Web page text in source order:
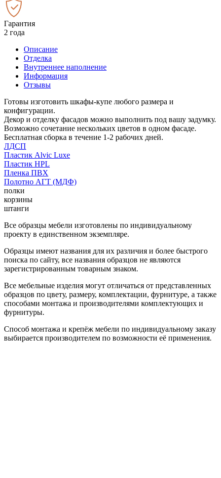
Гарантия
2 года
Описание
Отделка
Внутреннее наполнение
Информация
Отзывы
Готовы изготовить шкафы-купе любого размера и
конфигурации.
Декор и отделку фасадов можно выполнить под вашу задумку.
Возможно сочетание нескольких цветов в одном фасаде.
Бесплатная сборка в течение 1-2 рабочих дней.
ЛДСП
Пластик Alvic Luxe
Пластик HPL
Пленка ПВХ
Полотно АГТ (МДФ)
полки
корзины
штанги
Все образцы мебели изготовлены по индивидуальному
проекту в единственном экземпляре.
Образцы имеют названия для их различия и более быстрого
поиска по сайту, все названия образцов не являются
зарегистрированным товарным знаком.
Все мебельные изделия могут отличаться от представленных
образцов по цвету, размеру, комплектации, фурнитуре, а также
способами монтажа и производителями комплектующих и
фурнитуры.
Способ монтажа и крепёж мебели по индивидуальному заказу
выбирается производителем по возможности её применения.